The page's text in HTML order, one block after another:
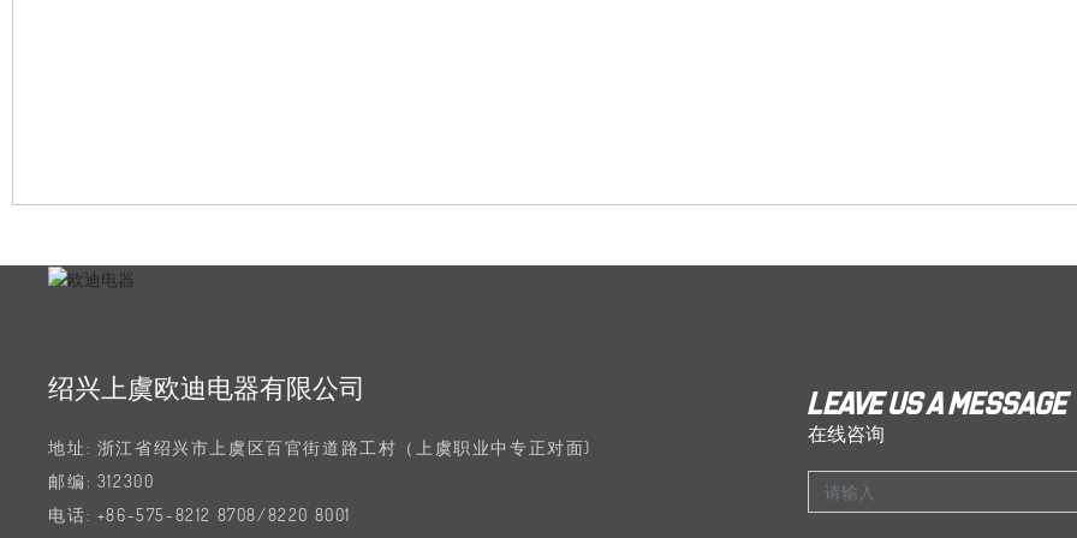
绍兴上虞欧迪电器有限公司
地址: 浙江省绍兴市上虞区百官街道路工村（上虞职业中专正对面)
邮编: 312300
电话: +86-575-8212 8708/8220 8001
Leave us a message
在线咨询